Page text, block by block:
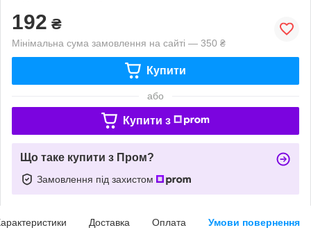
192 ₴
Мінімальна сума замовлення на сайті — 350 ₴
Купити
або
Купити з
Що таке купити з Пром?
Замовлення під захистом
Доставка Оплата Умови повернення